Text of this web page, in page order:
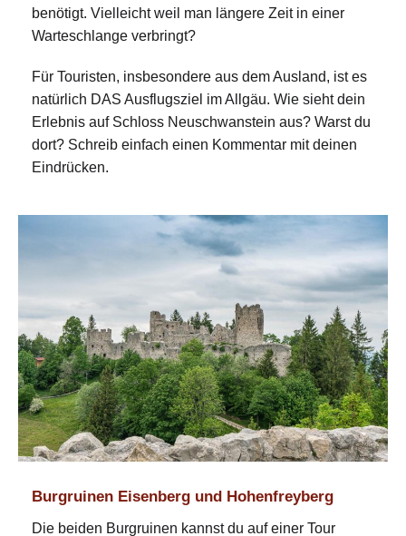
benötigt. Vielleicht weil man längere Zeit in einer
Warteschlange verbringt?
Für Touristen, insbesondere aus dem Ausland, ist es
natürlich DAS Ausflugsziel im Allgäu. Wie sieht dein
Erlebnis auf Schloss Neuschwanstein aus? Warst du
dort? Schreib einfach einen Kommentar mit deinen
Eindrücken.
Burgruinen Eisenberg und Hohenfreyberg
Die beiden Burgruinen kannst du auf einer Tour